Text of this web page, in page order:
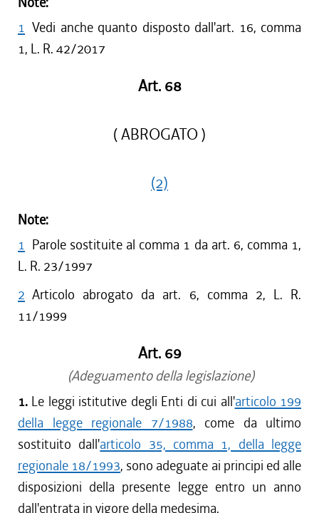
1 Vedi anche quanto disposto dall'art. 16, comma
1, L. R. 42/2017
Art. 68
( ABROGATO )
(2)
Note:
1 Parole sostituite al comma 1 da art. 6, comma 1,
L. R. 23/1997
2 Articolo abrogato da art. 6, comma 2, L. R.
11/1999
Art. 69
(Adeguamento della legislazione)
1. Le leggi istitutive degli Enti di cui all'articolo 199
della legge regionale 7/1988, come da ultimo
sostituito dall'articolo 35, comma 1, della legge
regionale 18/1993, sono adeguate ai principi ed alle
disposizioni della presente legge entro un anno
dall'entrata in vigore della medesima.